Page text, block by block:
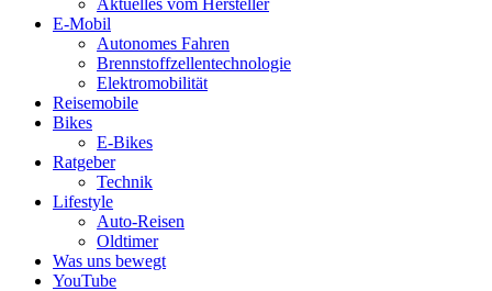
Aktuelles vom Hersteller
E-Mobil
Autonomes Fahren
Brennstoffzellentechnologie
Elektromobilität
Reisemobile
Bikes
E-Bikes
Ratgeber
Technik
Lifestyle
Auto-Reisen
Oldtimer
Was uns bewegt
YouTube